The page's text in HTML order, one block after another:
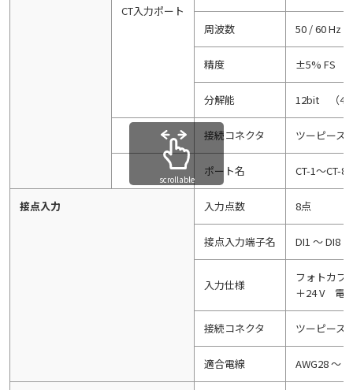
CT入力ポート
周波数 50 / 60 Hz
精度 ±5% FS
分解能 12bit （
接続コネクタ ツーピース
ポート名 CT-1～CT-8
接点入力 入力点数 8点
接点入力端子名 DI1 ～ DI8
入力仕様
フォトカプ
＋24 V 電
接続コネクタ ツーピース
適合電線 AWG28 ～
scrollable